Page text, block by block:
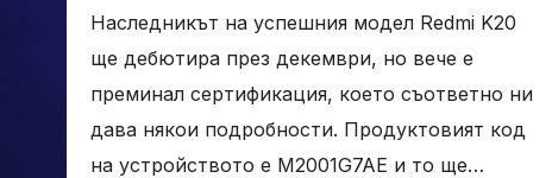
Наследникът на успешния модел Redmi K20
ще дебютира през декември, но вече е
преминал сертификация, което съответно ни
дава някои подробности. Продуктовият код
на устройството е M2001G7AE и то ще…